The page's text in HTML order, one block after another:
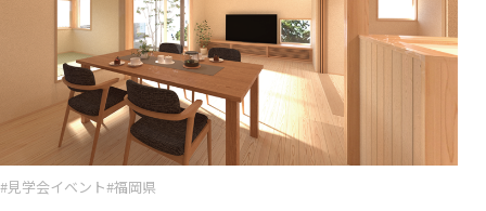
#見学会イベント#福岡県